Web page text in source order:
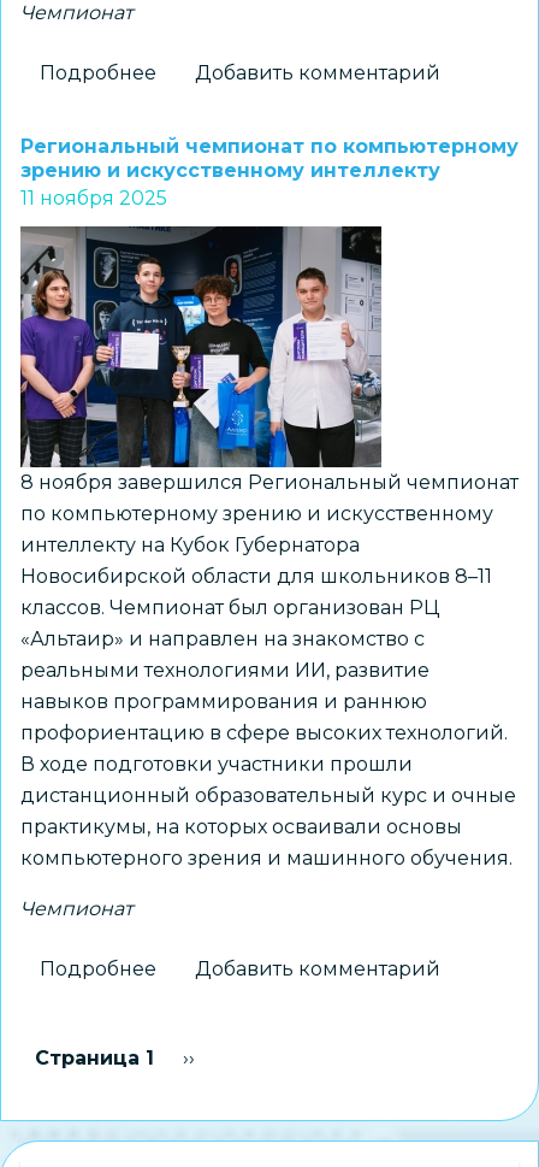
Чемпионат
Подробнее
заявки
на
участие
в
региональном
этапе
Чемпионата
«Профессионалы»
Добавить комментарий
Региональный чемпионат по компьютерному
зрению и искусственному интеллекту
11 ноября 2025
8 ноября завершился Региональный чемпионат
по компьютерному зрению и искусственному
интеллекту на Кубок Губернатора
Новосибирской области для школьников 8–11
классов. Чемпионат был организован РЦ
«Альтаир» и направлен на знакомство с
реальными технологиями ИИ, развитие
навыков программирования и раннюю
профориентацию в сфере высоких технологий.
В ходе подготовки участники прошли
дистанционный образовательный курс и очные
практикумы, на которых осваивали основы
компьютерного зрения и машинного обучения.
Чемпионат
Подробнее
зрению
Добавить комментарий
Нумерация
Страница 1 Следующая страница
››